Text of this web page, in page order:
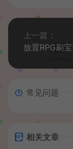
上一篇：
常见问题
相关文章